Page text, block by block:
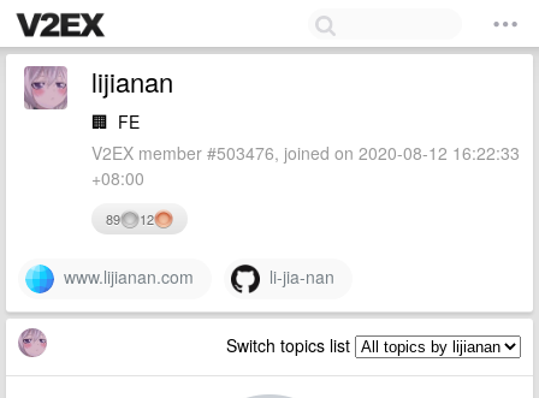
lijianan
🏢 FE
V2EX member #503476, joined on 2020-08-12 16:22:33
+08:00
89 12
www.lijianan.com li-jia-nan
Switch topics list